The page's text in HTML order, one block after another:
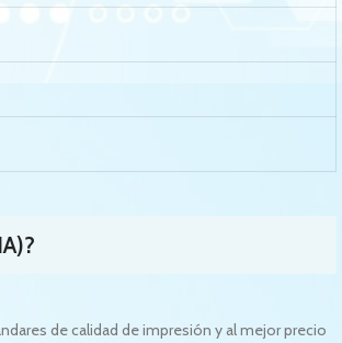
?
de calidad de impresión y al mejor precio